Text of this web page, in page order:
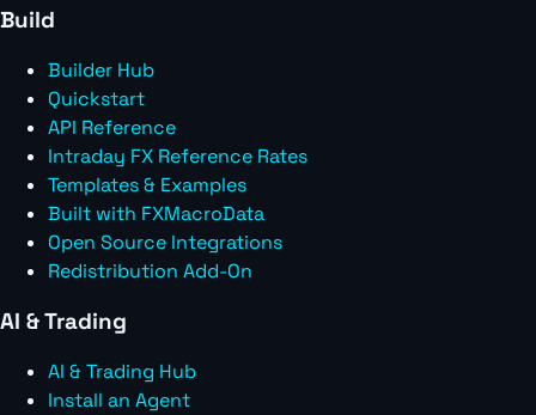
Build
Builder Hub
Quickstart
API Reference
Intraday FX Reference Rates
Templates & Examples
Built with FXMacroData
Open Source Integrations
Redistribution Add-On
AI & Trading
AI & Trading Hub
Install an Agent